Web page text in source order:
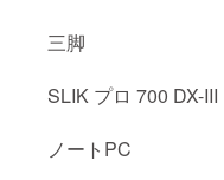
三脚
SLIK プロ 700 DX-III
ノートPC